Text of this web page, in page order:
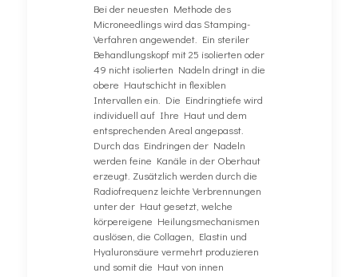
Bei der neuesten Methode des
Microneedlings wird das Stamping-
Verfahren angewendet. Ein steriler
Behandlungskopf mit 25 isolierten oder
49 nicht isolierten Nadeln dringt in die
obere Hautschicht in flexiblen
Intervallen ein. Die Eindringtiefe wird
individuell auf Ihre Haut und dem
entsprechenden Areal angepasst.
Durch das Eindringen der Nadeln
werden feine Kanäle in der Oberhaut
erzeugt. Zusätzlich werden durch die
Radiofrequenz leichte Verbrennungen
unter der Haut gesetzt, welche
körpereigene Heilungsmechanismen
auslösen, die Collagen, Elastin und
Hyaluronsäure vermehrt produzieren
und somit die Haut von innen